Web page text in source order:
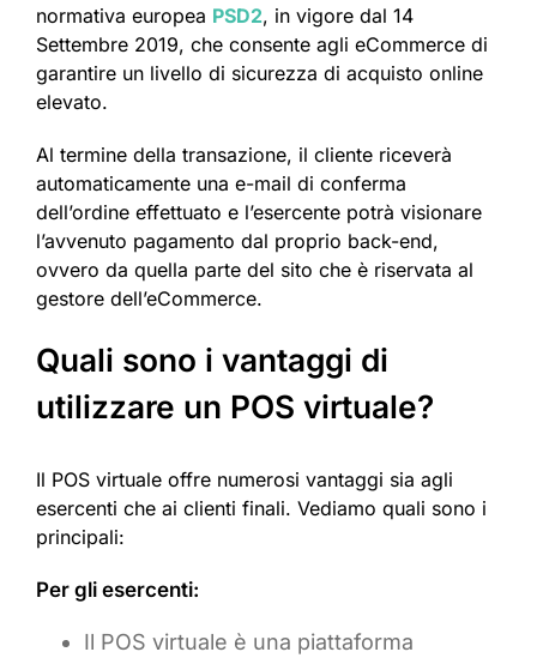
normativa europea PSD2, in vigore dal 14
Settembre 2019, che consente agli eCommerce di
garantire un livello di sicurezza di acquisto online
elevato.
Al termine della transazione, il cliente riceverà
automaticamente una e-mail di conferma
dell’ordine effettuato e l’esercente potrà visionare
l’avvenuto pagamento dal proprio back-end,
ovvero da quella parte del sito che è riservata al
gestore dell’eCommerce.
Quali sono i vantaggi di
utilizzare un POS virtuale?
Il POS virtuale offre numerosi vantaggi sia agli
esercenti che ai clienti finali. Vediamo quali sono i
principali:
Per gli esercenti:
Il POS virtuale è una piattaforma